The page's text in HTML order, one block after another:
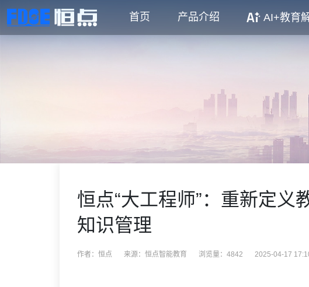
首页 产品介绍 AI+教育
恒点“大工程师”：重新定义
知识管理
作者：恒点 来源： 恒点智能教育 浏览量：4842 2025-04-17